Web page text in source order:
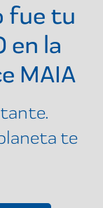
fue tu
en la
MAIA
te